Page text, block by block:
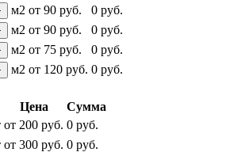
м2 от 90 руб. 0 руб.
м2 от 90 руб. 0 руб.
м2 от 75 руб. 0 руб.
м2 от 120 руб. 0 руб.
Цена
Сумма
от 200 руб. 0 руб.
от 300 руб. 0 руб.